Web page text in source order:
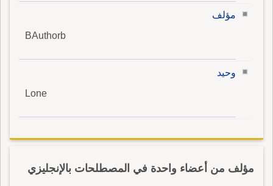
مؤلف
BAuthorb
وحيد
Lone
مؤلف من أعضاء واحدة في المصطلحات بالإنجليزي